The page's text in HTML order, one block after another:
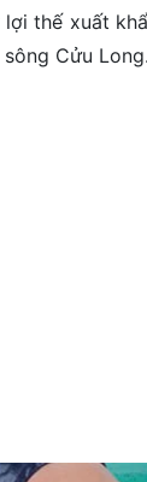
thế xuất
Cửu Long.